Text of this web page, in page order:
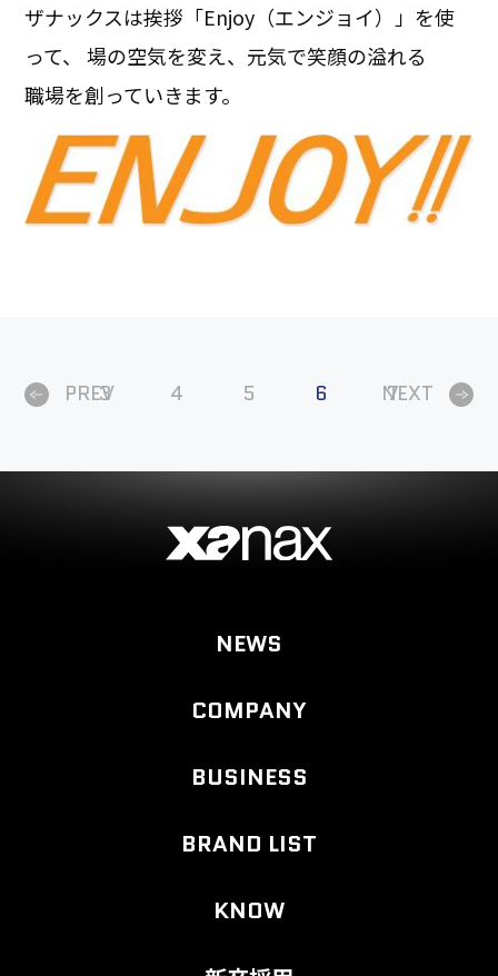
ザナックスは挨拶「Enjoy（エンジョイ）」を使
って、 場の空気を変え、元気で笑顔の溢れる
職場を創っていきます。
PREV
3 4 5 6 7
NEXT
NEWS
COMPANY
BUSINESS
BRAND LIST
KNOW